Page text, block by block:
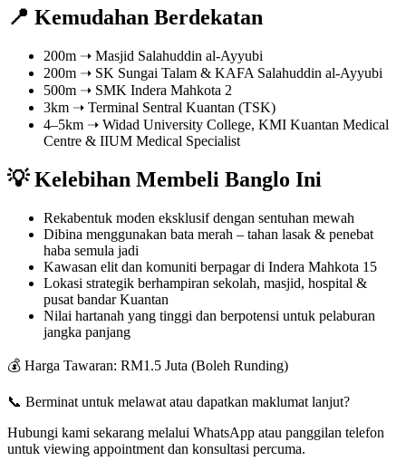
📍 Kemudahan Berdekatan
200m ➝ Masjid Salahuddin al-Ayyubi
200m ➝ SK Sungai Talam & KAFA Salahuddin al-Ayyubi
500m ➝ SMK Indera Mahkota 2
3km ➝ Terminal Sentral Kuantan (TSK)
4–5km ➝ Widad University College, KMI Kuantan Medical
Centre & IIUM Medical Specialist
💡 Kelebihan Membeli Banglo Ini
Rekabentuk moden eksklusif dengan sentuhan mewah
Dibina menggunakan bata merah – tahan lasak & penebat
haba semula jadi
Kawasan elit dan komuniti berpagar di Indera Mahkota 15
Lokasi strategik berhampiran sekolah, masjid, hospital &
pusat bandar Kuantan
Nilai hartanah yang tinggi dan berpotensi untuk pelaburan
jangka panjang
💰 Harga Tawaran: RM1.5 Juta (Boleh Runding)
📞 Berminat untuk melawat atau dapatkan maklumat lanjut?
Hubungi kami sekarang melalui WhatsApp atau panggilan telefon
untuk viewing appointment dan konsultasi percuma.